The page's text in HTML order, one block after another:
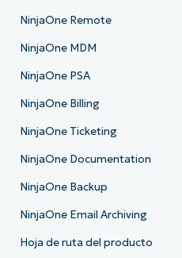
NinjaOne Remote
NinjaOne MDM
NinjaOne PSA
NinjaOne Billing
NinjaOne Ticketing
NinjaOne Documentation
NinjaOne Backup
NinjaOne Email Archiving
Hoja de ruta del producto